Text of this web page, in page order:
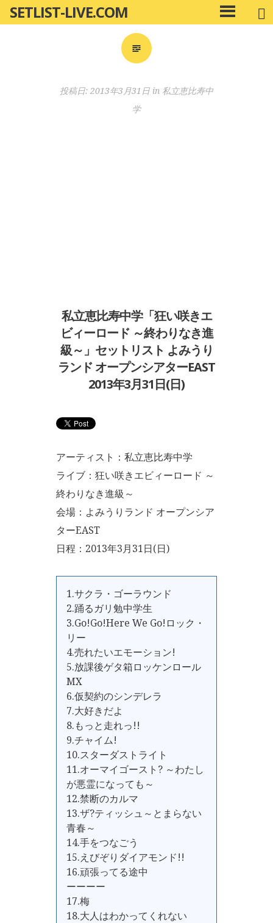
ン
SETLIST-LIVE.COM
メ
イ
投稿日: 2013年3月31日 in 私立恵比寿中
学
私立恵比寿中学「狂い咲きエ
ビィーロード ～終わりなき進
級～」セットリスト よみうり
ランド オープンシアターEAST
2013年3月31日(日)
アーティスト：私立恵比寿中学
ライブ：狂い咲きエビィーロード ～
終わりなき進級～
会場：よみうりランド オープンシア
ターEAST
日程：2013年3月31日(日)
1.サクラ・ゴーラウンド
2.踊るガリ勉中学生
3.Go!Go!Here We Go!ロック・
リー
4.売れたいエモーション!
5.放課後ゲタ箱ロッケンロール
MX
6.仮契約のシンデレラ
7.大好きだよ
8.もっと走れっ!!
9.チャイム!
10.スターダストライト
11.オーマイゴースト? ～わたし
が悪霊になっても～
12.禁断のカルマ
13.ザ?ティッシュ～とまらない
青春～
14.手をつなごう
15.えびぞりダイアモンド!!
16.頑張ってる途中
ーーーー
17.梅
18.大人はわかってくれない